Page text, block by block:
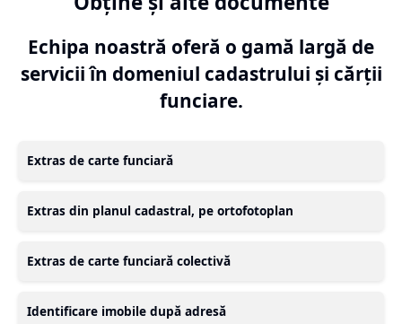
Echipa noastră oferă o gamă largă de
servicii în domeniul cadastrului și cărții
funciare.
Extras de carte funciară
Extras din planul cadastral, pe ortofotoplan
Extras de carte funciară colectivă
Identificare imobile după adresă